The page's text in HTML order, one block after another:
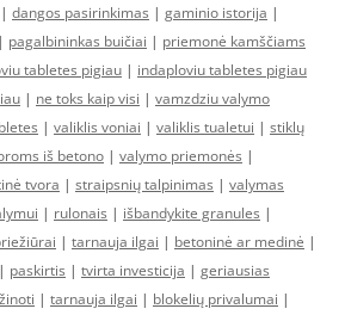
| dangos pasirinkimas | gaminio istorija |
| pagalbininkas buičiai | priemonė kamščiams
tabletes pigiau | indaploviu tabletes pigiau
| ne toks kaip visi | vamzdziu valymo
| valiklis voniai | valiklis tualetui | stiklų
iš betono | valymo priemonės |
tvora | straipsnių talpinimas | valymas
| rulonais | išbandykite granules |
| tarnauja ilgai | betoninė ar medinė |
| paskirtis | tvirta investicija | geriausias
| tarnauja ilgai | blokelių privalumai |